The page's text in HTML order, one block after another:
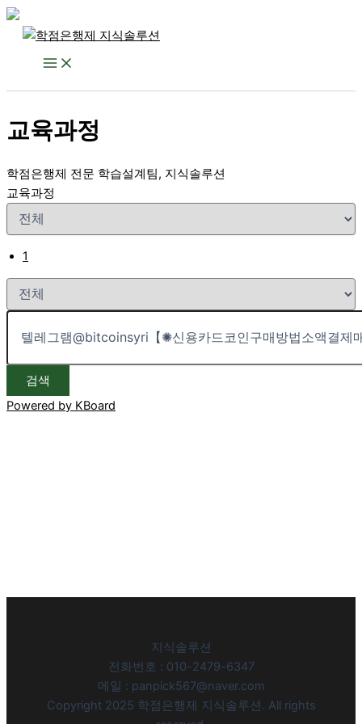
로
너
기
교육과정
학점은행제 전문 학습설계팀, 지식솔루션
교육과정
1
검색
Powered by KBoard
지식솔루션
전화번호 : 010-2479-6347
메일 : panpick567@naver.com
Copyright 2025 학점은행제 지식솔루션. All rights